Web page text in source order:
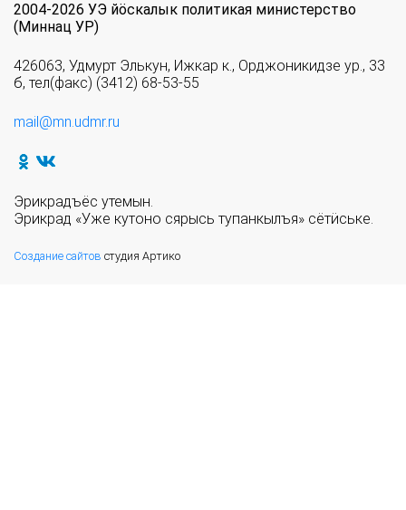
2004-2026 УЭ йöскалык политикая министерство
(Миннац УР)
426063, Удмурт Элькун, Ижкар к., Орджоникидзе ур., 33
б, тел(факс) (3412) 68-53-55
mail@mn.udmr.ru
Эрикрадъёс утемын.
Эрикрад «Уже кутоно сярысь тупанкылъя» сётӥське.
Создание сайтов студия Артико